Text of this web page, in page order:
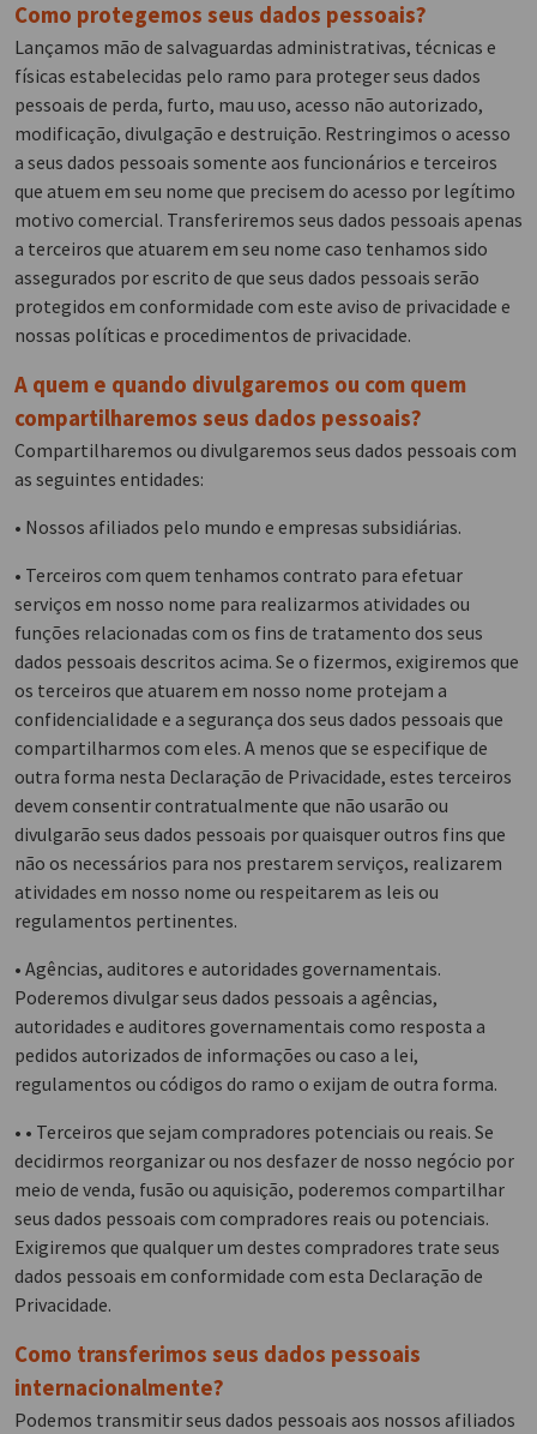
Como protegemos seus dados pessoais?
Lançamos mão de salvaguardas administrativas, técnicas e
físicas estabelecidas pelo ramo para proteger seus dados
pessoais de perda, furto, mau uso, acesso não autorizado,
modificação, divulgação e destruição. Restringimos o acesso
a seus dados pessoais somente aos funcionários e terceiros
que atuem em seu nome que precisem do acesso por legítimo
motivo comercial. Transferiremos seus dados pessoais apenas
a terceiros que atuarem em seu nome caso tenhamos sido
assegurados por escrito de que seus dados pessoais serão
protegidos em conformidade com este aviso de privacidade e
nossas políticas e procedimentos de privacidade.
A quem e quando divulgaremos ou com quem
compartilharemos seus dados pessoais?
Compartilharemos ou divulgaremos seus dados pessoais com
as seguintes entidades:
• Nossos afiliados pelo mundo e empresas subsidiárias.
• Terceiros com quem tenhamos contrato para efetuar
serviços em nosso nome para realizarmos atividades ou
funções relacionadas com os fins de tratamento dos seus
dados pessoais descritos acima. Se o fizermos, exigiremos que
os terceiros que atuarem em nosso nome protejam a
confidencialidade e a segurança dos seus dados pessoais que
compartilharmos com eles. A menos que se especifique de
outra forma nesta Declaração de Privacidade, estes terceiros
devem consentir contratualmente que não usarão ou
divulgarão seus dados pessoais por quaisquer outros fins que
não os necessários para nos prestarem serviços, realizarem
atividades em nosso nome ou respeitarem as leis ou
regulamentos pertinentes.
• Agências, auditores e autoridades governamentais.
Poderemos divulgar seus dados pessoais a agências,
autoridades e auditores governamentais como resposta a
pedidos autorizados de informações ou caso a lei,
regulamentos ou códigos do ramo o exijam de outra forma.
• • Terceiros que sejam compradores potenciais ou reais. Se
decidirmos reorganizar ou nos desfazer de nosso negócio por
meio de venda, fusão ou aquisição, poderemos compartilhar
seus dados pessoais com compradores reais ou potenciais.
Exigiremos que qualquer um destes compradores trate seus
dados pessoais em conformidade com esta Declaração de
Privacidade.
Como transferimos seus dados pessoais
internacionalmente?
Podemos transmitir seus dados pessoais aos nossos afiliados